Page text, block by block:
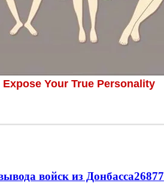
войск из Донбасса26877